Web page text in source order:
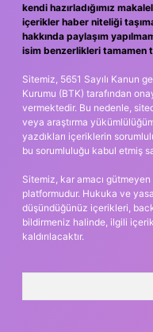
kendi hazırladığımız
içerikler haber niteliği
hakkında paylaşım
isim benzerlikleri tamamen
Sitemiz, 5651 Sayılı Kanun
Kurumu (BTK) tarafından
vermektedir. Bu nedenle,
veya araştırma
yazdıkları içeriklerin
bu sorumluluğu kabul etmiş
Sitemiz, kar amacı
platformudur. Hukuka ve
düşündüğünüz içerikleri,
bildirmeniz halinde, ilgili
kaldırılacaktır.